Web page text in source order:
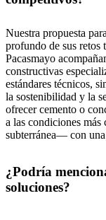
Nuestra propuesta
profundo de sus retos
Pacasmayo
constructivas
estándares técnicos,
la sostenibilidad y la
ofrecer cemento o
a las condiciones
subterránea— con
¿Podría
soluciones?